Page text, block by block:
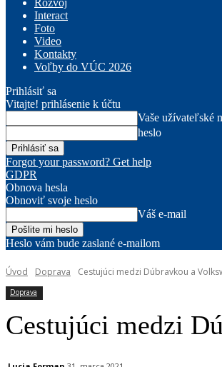
Rozvoj
Interact
Foto
Video
Kontakty
Voľby do VÚC 2026
Prihlásiť sa
Vitajte! prihlásenie k účtu
Vaše užívateľské
heslo
Forgot your password? Get help
GDPR
Obnova hesla
Obnoviť svoje heslo
Váš e-mail
Heslo vám bude zaslané e-mailom
Úvod Doprava Cestujúci medzi Dúbravkou a
Doprava
Cestujúci medzi